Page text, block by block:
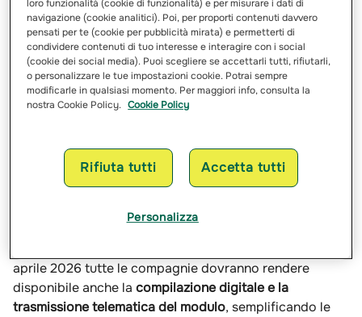
circostanze dell’incidente e rappresenta la base per
l’apertura del sinistro. Se c’è accordo tra le parti sulla
dinamica, deve esserefirmato da entrambi i conducenti
l lafirma congiuntaconsente alla compagnia diaprire e
gestire la pratica di sinistro, ma il rispetto deitermini di
leggeprevisti dagli articoli148 e 149 del Codice delle
tutti gli elementi richiesti.
In assenza di accordo, il modulo può essere compilato
anche singolarmente. È necessario riportare con
aprile 2026 tutte le compagnie dovranno rendere
disponibile anche la compilazione digitale e la
trasmissione telematica del modulo, semplificando le
loro funzionalità (cookie di funzionalità) e per misurare i dati di
navigazione (cookie analitici). Poi, per proporti contenuti davvero
pensati per te (cookie per pubblicità mirata) e permetterti di
condividere contenuti di tuo interesse e interagire con i social
(cookie dei social media). Puoi scegliere se accettarli tutti, rifiutarli,
o personalizzare le tue impostazioni cookie. Potrai sempre
modificarle in qualsiasi momento. Per maggiori info, consulta la
nostra Cookie Policy. Cookie Policy
Rifiuta tutti Accetta tutti
Personalizza